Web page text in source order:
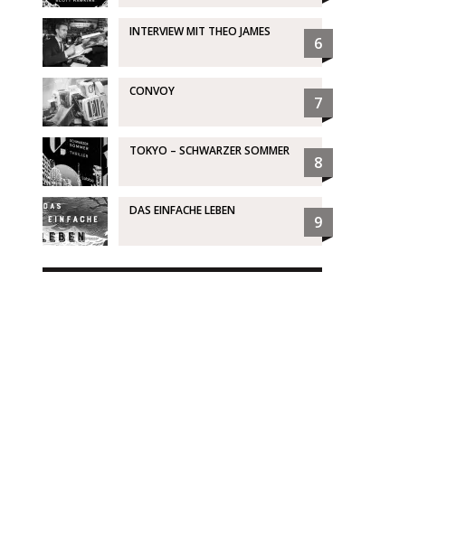
INTERVIEW MIT THEO JAMES
6
CONVOY
7
TOKYO – SCHWARZER SOMMER
8
DAS EINFACHE LEBEN
9